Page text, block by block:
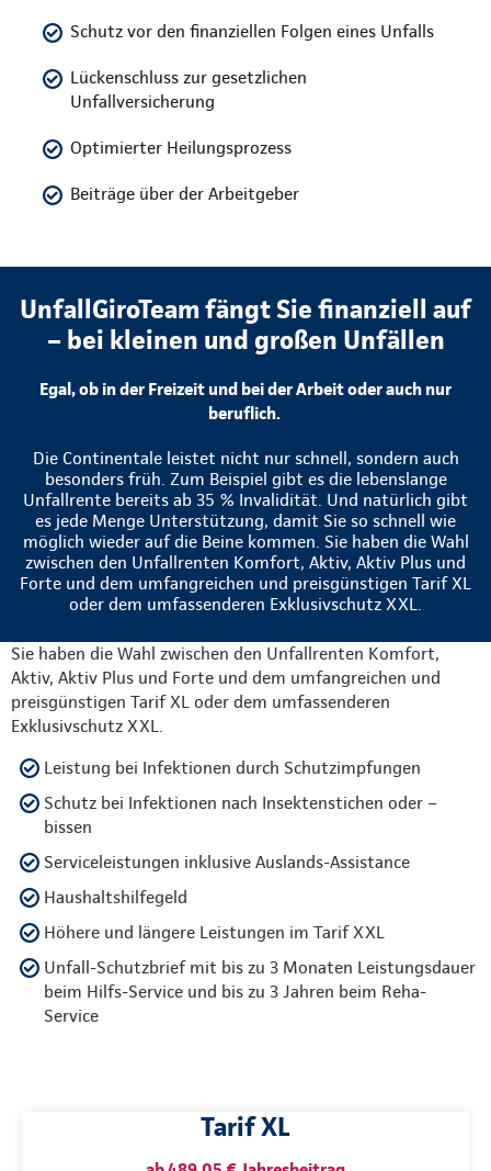
Schutz vor den finanziellen Folgen eines Unfalls
Lückenschluss zur gesetzlichen
Unfallversicherung
Optimierter Heilungsprozess
Beiträge über der Arbeitgeber
UnfallGiroTeam fängt Sie finanziell auf
– bei kleinen und großen Unfällen
Egal, ob in der Freizeit und bei der Arbeit oder auch nur
beruflich.
Die Continentale leistet nicht nur schnell, sondern auch
besonders früh. Zum Beispiel gibt es die lebenslange
Unfallrente bereits ab 35 % Invalidität. Und natürlich gibt
es jede Menge Unterstützung, damit Sie so schnell wie
möglich wieder auf die Beine kommen. Sie haben die Wahl
zwischen den Unfallrenten Komfort, Aktiv, Aktiv Plus und
Forte und dem umfangreichen und preisgünstigen Tarif XL
oder dem umfassenderen Exklusivschutz XXL.
Sie haben die Wahl zwischen den Unfallrenten Komfort,
Aktiv, Aktiv Plus und Forte und dem umfangreichen und
preisgünstigen Tarif XL oder dem umfassenderen
Exklusivschutz XXL.
Leistung bei Infektionen durch Schutzimpfungen
Schutz bei Infektionen nach Insektenstichen oder –
bissen
Serviceleistungen inklusive Auslands-Assistance
Haushaltshilfegeld
Höhere und längere Leistungen im Tarif XXL
Unfall-Schutzbrief mit bis zu 3 Monaten Leistungsdauer
beim Hilfs-Service und bis zu 3 Jahren beim Reha-
Service
Tarif XL